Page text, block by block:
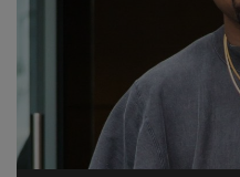
DANCEFLOOR CHART
RADIO ACADEMY
NEWS